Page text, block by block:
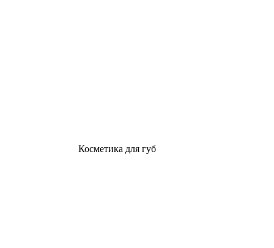
Косметика для губ